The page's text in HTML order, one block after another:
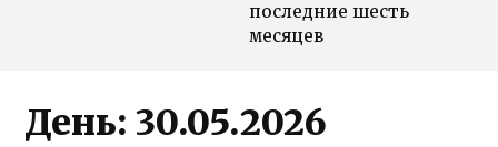
последние шесть
месяцев
День:30.05.2026